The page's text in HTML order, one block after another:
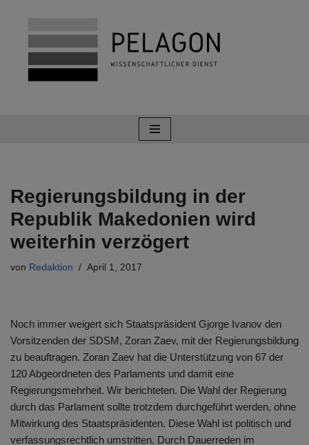
Zum
Inhalt
springen
Regierungsbildung in der
Republik Makedonien wird
weiterhin verzögert
von Redaktion April 1, 2017
Noch immer weigert sich Staatspräsident Gjorge Ivanov den
Vorsitzenden der SDSM, Zoran Zaev, mit der Regierungsbildung
zu beauftragen. Zoran Zaev hat die Unterstützung von 67 der
120 Abgeordneten des Parlaments und damit eine
Regierungsmehrheit. Wir berichteten. Die Wahl der Regierung
durch das Parlament sollte trotzdem durchgeführt werden, ohne
Mitwirkung des Staatspräsidenten. Diese Wahl ist politisch und
verfassungsrechtlich umstritten. Durch Dauerreden im